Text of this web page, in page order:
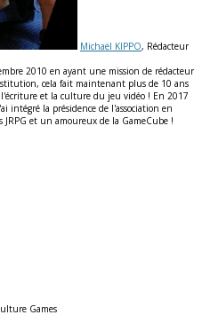
Michaël KIPPO, Rédacteur
2010 en ayant une mission de rédacteur
cela fait maintenant plus de 10 ans
et la culture du jeu vidéo ! En 2017
intégré la présidence de l'association en
et un amoureux de la GameCube !
Games